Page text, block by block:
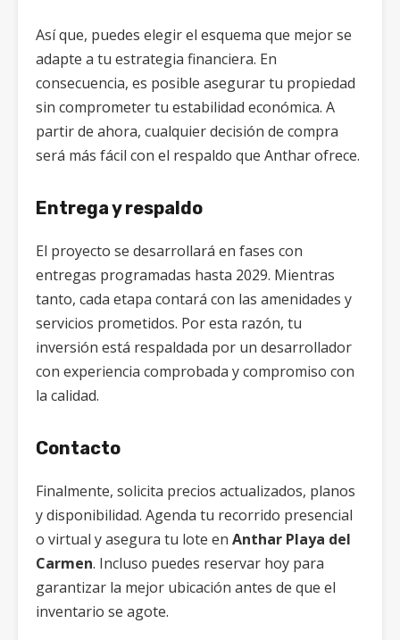
Así que, puedes elegir el esquema que mejor se
adapte a tu estrategia financiera. En
consecuencia, es posible asegurar tu propiedad
sin comprometer tu estabilidad económica. A
partir de ahora, cualquier decisión de compra
será más fácil con el respaldo que Anthar ofrece.
Entrega y respaldo
El proyecto se desarrollará en fases con
entregas programadas hasta 2029. Mientras
tanto, cada etapa contará con las amenidades y
servicios prometidos. Por esta razón, tu
inversión está respaldada por un desarrollador
con experiencia comprobada y compromiso con
la calidad.
Contacto
Finalmente, solicita precios actualizados, planos
y disponibilidad. Agenda tu recorrido presencial
o virtual y asegura tu lote en Anthar Playa del
Carmen. Incluso puedes reservar hoy para
garantizar la mejor ubicación antes de que el
inventario se agote.